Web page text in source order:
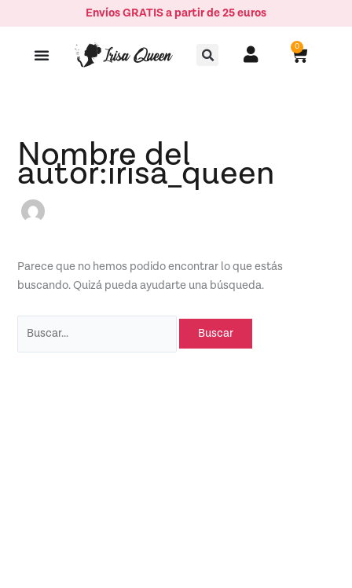
al
Envíos GRATIS a partir de 25 euros
Buscar 0
Carrito
Nombre del
autor:irisa_queen
Parece que no hemos podido encontrar lo que estás
buscando. Quizá pueda ayudarte una búsqueda.
por: